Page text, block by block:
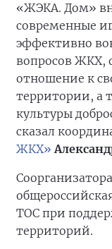
«ЖЭКА. Дом»
современные
эффективно
вопросов ЖКХ,
отношение к
территории, а
культуры
сказал
ЖКХ»
ТОС при
территорий.